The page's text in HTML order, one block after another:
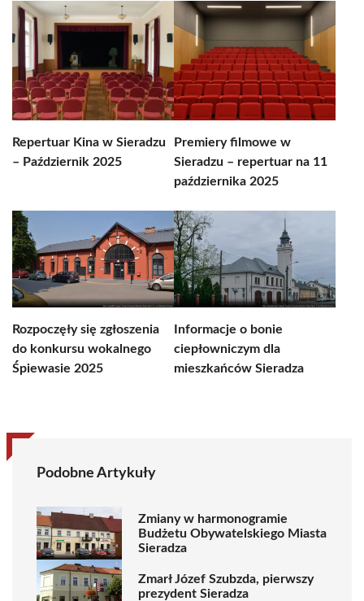
Repertuar Kina w Sieradzu
– Październik 2025
Premiery filmowe w
Sieradzu – repertuar na 11
października 2025
Rozpoczęły się zgłoszenia
do konkursu wokalnego
Śpiewasie 2025
Informacje o bonie
ciepłowniczym dla
mieszkańców Sieradza
Podobne Artykuły
Zmiany w harmonogramie
Budżetu Obywatelskiego Miasta
Sieradza
Zmarł Józef Szubzda, pierwszy
prezydent Sieradza